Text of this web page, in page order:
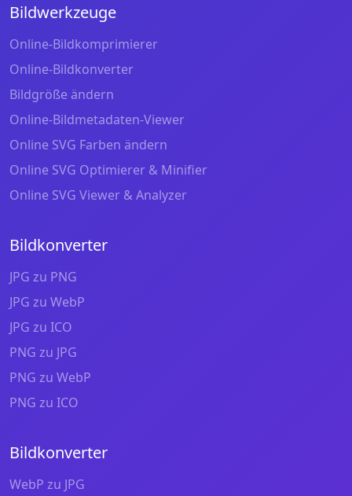
Bildwerkzeuge
Online-Bildkomprimierer
Online-Bildkonverter
Bildgröße ändern
Online-Bildmetadaten-Viewer
Online SVG Farben ändern
Online SVG Optimierer & Minifier
Online SVG Viewer & Analyzer
Bildkonverter
JPG zu PNG
JPG zu WebP
JPG zu ICO
PNG zu JPG
PNG zu WebP
PNG zu ICO
Bildkonverter
WebP zu JPG